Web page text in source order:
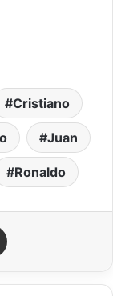
Cristiano
Juan
Ronaldo